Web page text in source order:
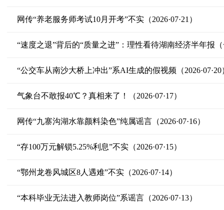
网传“养老服务师考试10月开考”不实（2026·07·21）
“速度之退”背后的“质量之进”：理性看待湖南经济半年报
“公交车从南沙大桥上冲出”系AI生成的假视频（2026·07·20
气象台不敢报40℃？真相来了！（2026·07·17）
网传“九寨沟湖水靠颜料染色”纯属谣言（2026·07·16）
“存100万元解锁5.25%利息”不实（2026·07·15）
“鄂州龙卷风城区8人遇难”不实（2026·07·14）
“本科毕业无法进入教师岗位”系谣言（2026·07·13）